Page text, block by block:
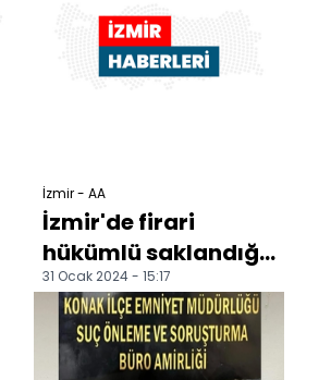
İzmir - AA
İzmir'de firari
hükümlü saklandığı
kümeste yakalandı
31 Ocak 2024 - 15:17